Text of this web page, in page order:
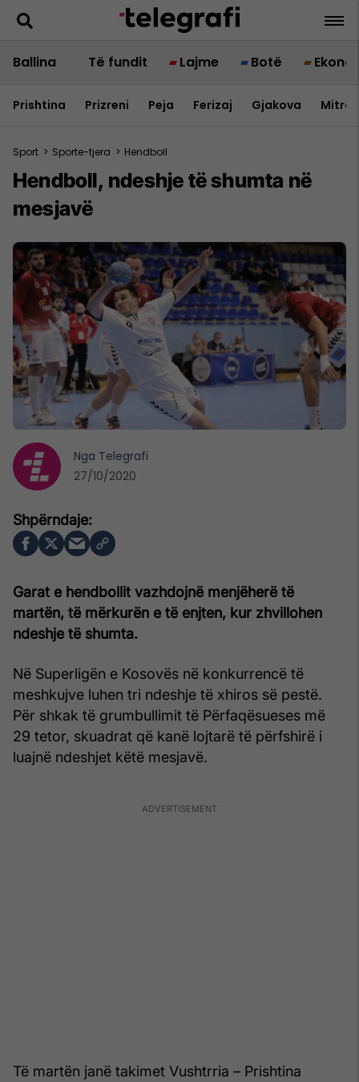
Ballina Të fundit Lajme Botë
Prishtina Prizreni Peja Ferizaj Gjakova
Sport > Sporte-tjera > Hendboll
Hendboll, ndeshje të shumta në
mesjavë
Garat e hendbollit vazhdojnë menjëherë të
martën, të mërkurën e të enjten, kur zhvillohen
ndeshje të shumta.
Në Superligën e Kosovës në konkurrencë të
meshkujve luhen tri ndeshje të xhiros së pestë.
Për shkak të grumbullimit të Përfaqësueses më
29 tetor, skuadrat që kanë lojtarë të përfshirë i
luajnë ndeshjet këtë mesjavë.
Të martën janë takimet Vushtrria – Prishtina
Nga Telegrafi
27/10/2020